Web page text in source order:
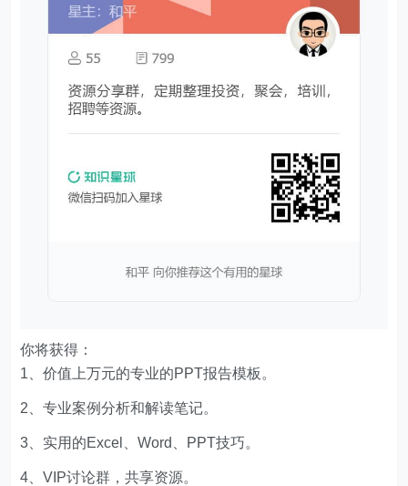
你将获得：
1、价值上万元的专业的PPT报告模板。
2、专业案例分析和解读笔记。
3、实用的Excel、Word、PPT技巧。
4、VIP讨论群，共享资源。